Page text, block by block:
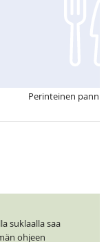
Perinteinen
suklaalla saa
ohjeen